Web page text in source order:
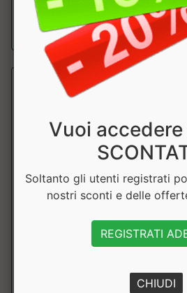
a partire da €
sconto
Pronutrition
massa muscolare e
Vuoi
Soltanto gli utenti registrati
nostri sconti e delle
REGISTRATI
CHIUDI